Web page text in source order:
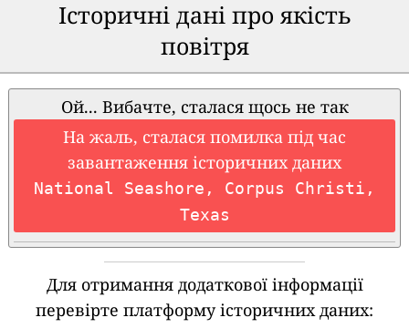
Історичні дані про якість
повітря
Ой... Вибачте, сталася щось не так
На жаль, сталася помилка під час
завантаження історичних даних
National Seashore, Corpus Christi,
Texas
Для отримання додаткової інформації
перевірте платформу історичних даних: